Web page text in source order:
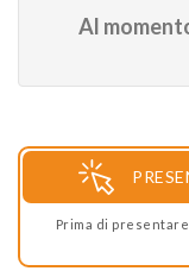
Al
Prima di